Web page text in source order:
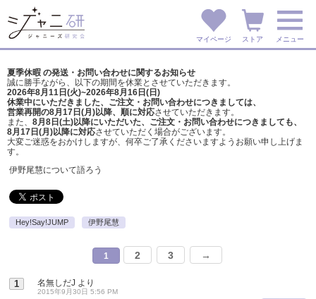
マイページ ストア メニュー
夏季休暇 の発送・お問い合わせに関するお知らせ
誠に勝手ながら、以下の期間を休業とさせていただきます。
2026年8月11日(火)~2026年8月16日(日)
休業中にいただきました、ご注文・お問い合わせにつきましては、
営業再開の8月17日(月)以降、順に対応させていただきます。
また、 8月8日(土)以降にいただいた、ご注文・ お問い合わせにつきましても、
8月17日(月)以降に対応させていただく場合がございます。
大変ご迷惑をおかけしますが、 何卒ご了承くださいますようお願い申し上げま
す。
伊野尾慧について語ろう
Hey!Say!JUMP 伊野尾慧
1 2 3 →
1 名無しだJ より
2015年9月30日 5:56 PM